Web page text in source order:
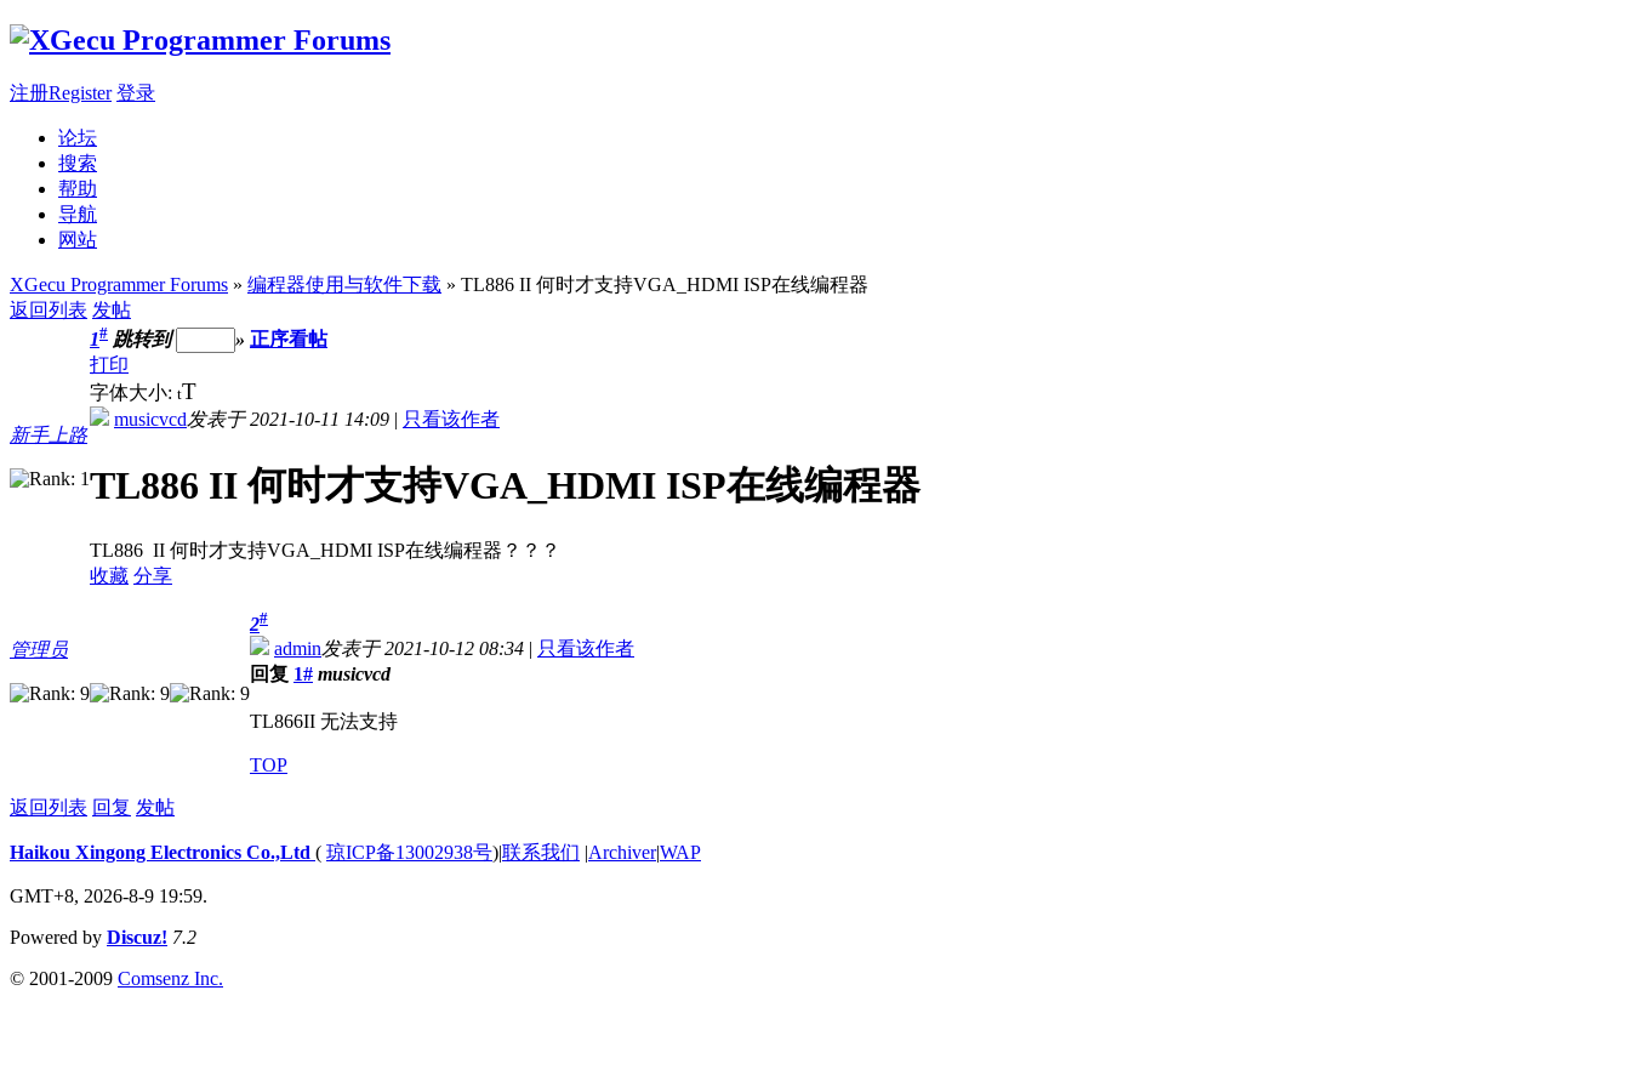
注册Register 登录
论坛
搜索
帮助
导航
网站
XGecu Programmer Forums » 编程器使用与软件下载 » TL886 II 何时才支持VGA_HDMI ISP在线编程器
返回列表 发帖
新手上路
1# 跳转到 » 正序看帖
打印
字体大小: tT
musicvcd发表于 2021-10-11 14:09 | 只看该作者
TL886 II 何时才支持VGA_HDMI ISP在线编程器
TL886 II 何时才支持VGA_HDMI ISP在线编程器？？？
收藏 分享
管理员
2#
admin发表于 2021-10-12 08:34 | 只看该作者
回复 1# musicvcd
TL866II 无法支持
TOP
返回列表 回复 发帖
Haikou Xingong Electronics Co.,Ltd ( 琼ICP备13002938号)|联系我们 |Archiver|WAP
GMT+8, 2026-8-9 19:59.
Powered by Discuz! 7.2
© 2001-2009 Comsenz Inc.